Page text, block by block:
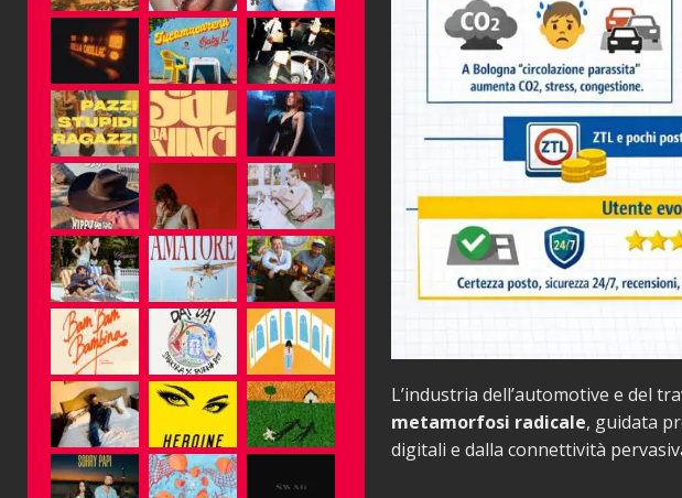
L’industria dell’automotive e del
metamorfosi radicale, guidata
digitali e dalla connettività